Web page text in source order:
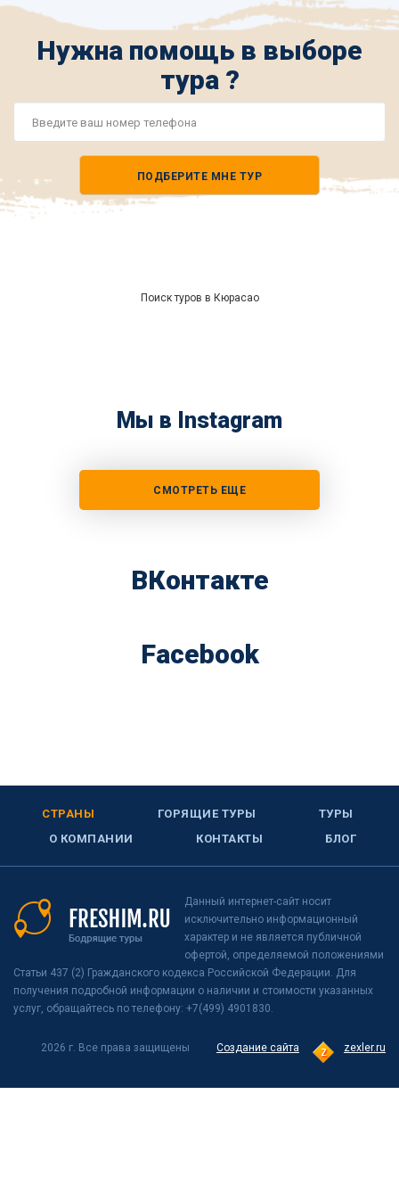
Нужна помощь в выборе
тура ?
ПОДБЕРИТЕ МНЕ ТУР
Поиск туров в Кюрасао
Мы в Instagram
СМОТРЕТЬ ЕЩЕ
ВКонтакте
Facebook
СТРАНЫ ГОРЯЩИЕ ТУРЫ
ТУРЫ
О КОМПАНИИ
КОНТАКТЫ БЛОГ
Данный интернет-сайт носит
исключительно информационный
характер и не является публичной
офертой, определяемой положениями
Статьи 437 (2) Гражданского кодекса Российской Федерации. Для
получения подробной информации о наличии и стоимости указанных
услуг, обращайтесь по телефону: +7(499) 4901830.
Создание сайта zexler.ru
2026 г. Все права защищены